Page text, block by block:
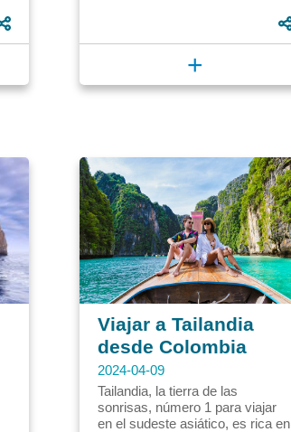
+
Viajar a Tailandia
desde Colombia
2024-04-09
Tailandia, la tierra de las
sonrisas, número 1 para viajar
en el sudeste asiático, es rica en